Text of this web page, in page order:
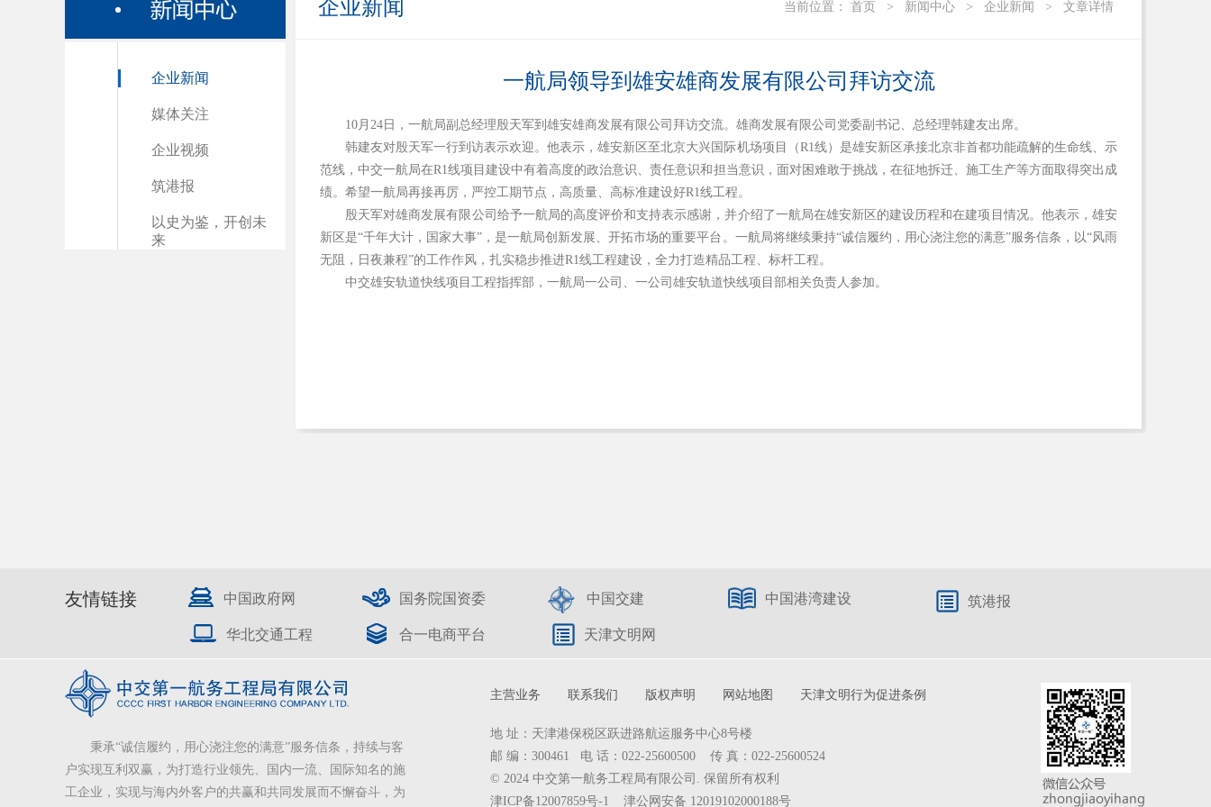
企业新闻
媒体关注
企业视频
筑港报
以史为鉴，开创未
来
企业新闻 当前位置： 首页 > 新闻中心 > 企业新闻 > 文章详情
一航局领导到雄安雄商发展有限公司拜访交流
10月24日，一航局副总经理殷天军到雄安雄商发展有限公司拜访交流。雄商发展有限公司党委副书记、总经理韩建友出席。
韩建友对殷天军一行到访表示欢迎。他表示，雄安新区至北京大兴国际机场项目（R1线）是雄安新区承接北京非首都功能疏解的生命线、示
范线，中交一航局在R1线项目建设中有着高度的政治意识、责任意识和担当意识，面对困难敢于挑战，在征地拆迁、施工生产等方面取得突出成
绩。希望一航局再接再厉，严控工期节点，高质量、高标准建设好R1线工程。
殷天军对雄商发展有限公司给予一航局的高度评价和支持表示感谢，并介绍了一航局在雄安新区的建设历程和在建项目情况。他表示，雄安
新区是“千年大计，国家大事”，是一航局创新发展、开拓市场的重要平台。一航局将继续秉持“诚信履约，用心浇注您的满意”服务信条，以“风雨
无阻，日夜兼程”的工作作风，扎实稳步推进R1线工程建设，全力打造精品工程、标杆工程。
中交雄安轨道快线项目工程指挥部，一航局一公司、一公司雄安轨道快线项目部相关负责人参加。
友情链接 中国政府网 国务院国资委 中国交建 中国港湾建设 筑港报
华北交通工程 合一电商平台 天津文明网
秉承“诚信履约，用心浇注您的满意”服务信条，持续与客
户实现互利双赢，为打造行业领先、国内一流、国际知名的施
工企业，实现与海内外客户的共赢和共同发展而不懈奋斗，为
主营业务 联系我们 版权声明 网站地图 天津文明行为促进条例
地 址：天津港保税区跃进路航运服务中心8号楼
邮 编：300461 电 话：022-25600500 传 真：022-25600524
© 2024 中交第一航务工程局有限公司. 保留所有权利
津ICP备12007859号-1
津公网安备 12019102000188号